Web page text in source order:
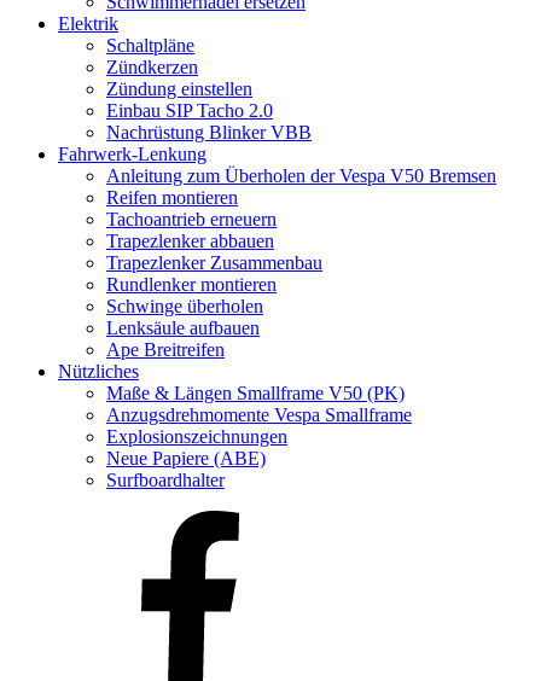
Elektrik
Schaltpläne
Zündkerzen
Zündung einstellen
Einbau SIP Tacho 2.0
Nachrüstung Blinker VBB
Fahrwerk-Lenkung
Anleitung zum Überholen der Vespa V50 Bremsen
Reifen montieren
Tachoantrieb erneuern
Trapezlenker abbauen
Trapezlenker Zusammenbau
Rundlenker montieren
Schwinge überholen
Lenksäule aufbauen
Ape Breitreifen
Nützliches
Maße & Längen Smallframe V50 (PK)
Anzugsdrehmomente Vespa Smallframe
Explosionszeichnungen
Neue Papiere (ABE)
Surfboardhalter